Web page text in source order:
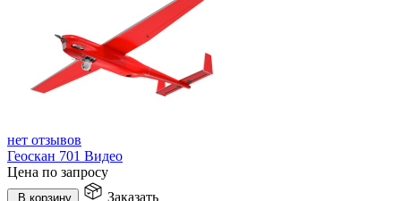
нет отзывов
Геоскан 701 Видео
Цена по запросу
В корзину Заказать